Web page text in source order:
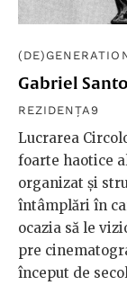
Gabriel
REZIDENȚA9
Lucrarea
foarte haotice
organizat și
întâmplări în
ocazia să le
pre
început de